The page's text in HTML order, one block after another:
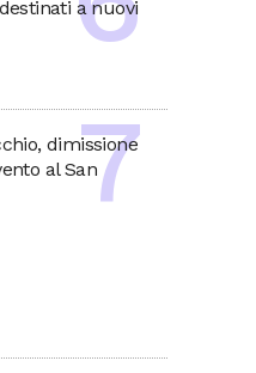
a nuovi
dimissione
al San